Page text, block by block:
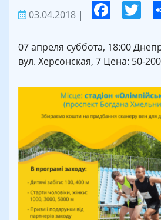
03.04.2018 |
07 апреля суббота, 18:00
вул. Херсонская, 7 Цена: 50-